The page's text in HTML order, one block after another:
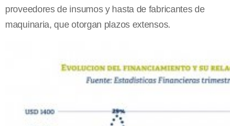
proveedores de insumos y hasta de fabricantes de
maquinaria, que otorgan plazos extensos.